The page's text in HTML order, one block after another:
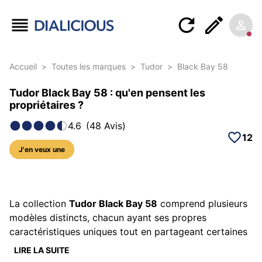
Accueil > Toutes les marques > Tudor > Black Bay 58
Tudor Black Bay 58 : qu'en pensent les
propriétaires ?
4.6 (48 Avis)
J'en veux une
12
314 photos sur ce modèle
La collection Tudor Black Bay 58 comprend plusieurs
modèles distincts, chacun ayant ses propres
caractéristiques uniques tout en partageant certaines
spécifications communes comme le mouvement, le
LIRE LA SUITE